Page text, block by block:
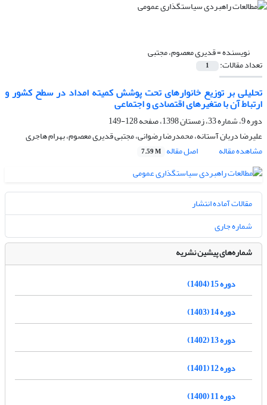
نویسنده =قدیری معصوم، مجتبی
تعداد مقالات: 1
تحلیلی بر توزیع خانوارهای تحت پوشش کمیته امداد در سطح کشور و
ارتباط آن با متغیرهای اقتصادی و اجتماعی
دوره 9، شماره 33، زمستان 1398، صفحه
128-149
علیرضا دربان آستانه، محمدرضا رضوانی، مجتبی قدیری معصوم، بهرام هاجری
مشاهده مقاله
اصل مقاله 7.59 M
مقالات آماده انتشار
شماره جاری
شماره‌های پیشین نشریه
دوره 15 (1404)
دوره 14 (1403)
دوره 13 (1402)
دوره 12 (1401)
دوره 11 (1400)